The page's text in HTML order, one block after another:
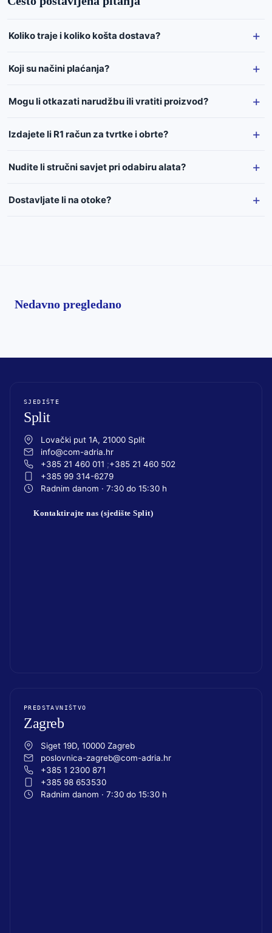
Koliko traje i koliko košta dostava?
Koji su načini plaćanja?
Mogu li otkazati narudžbu ili vratiti proizvod?
Izdajete li R1 račun za tvrtke i obrte?
Nudite li stručni savjet pri odabiru alata?
Dostavljate li na otoke?
Nedavno pregledano
SJEDIŠTE
Split
Lovački put 1A, 21000 Split
info@com-adria.hr
+385 21 460 011
+385 21 460 502
+385 99 314-6279
Radnim danom · 7:30 do 15:30 h
Kontaktirajte nas (sjedište Split)
PREDSTAVNIŠTVO
Zagreb
Siget 19D, 10000 Zagreb
poslovnica-zagreb@com-adria.hr
+385 1 2300 871
+385 98 653530
Radnim danom · 7:30 do 15:30 h